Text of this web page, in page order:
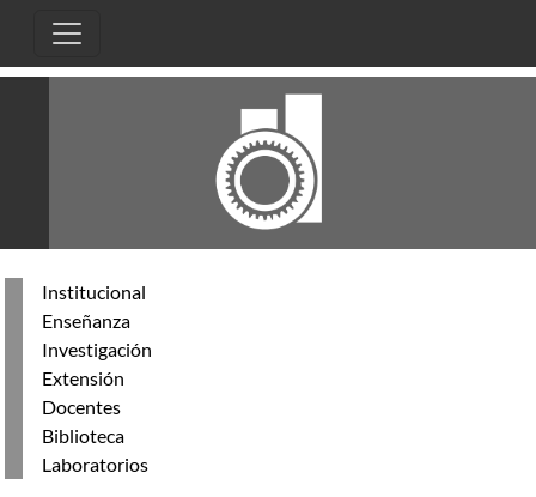
Institucional
Enseñanza
Investigación
Extensión
Docentes
Biblioteca
Laboratorios